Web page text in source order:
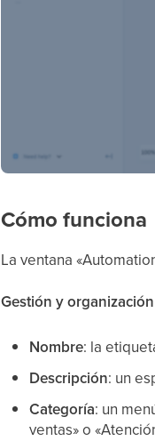
Cómo funciona
La ventana
Gestión y organización
Nombre: la
Descripción: un
Categoría: un
ventas» o